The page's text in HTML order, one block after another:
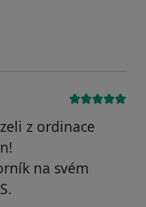
z ordinace
na svém